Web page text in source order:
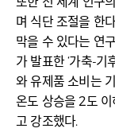
며 식단 조절을 한
막을 수 있다는 연
가 발표한 ‘가축-기
와 유제품 소비는
온도 상승을 2도 이
고 강조했다.